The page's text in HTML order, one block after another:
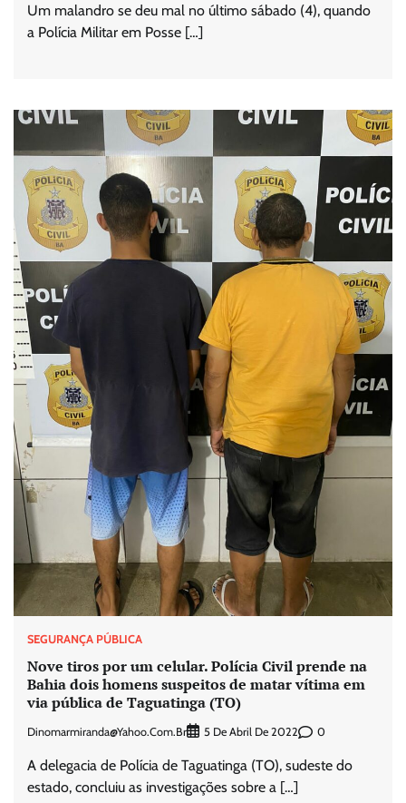
Um malandro se deu mal no último sábado (4), quando
a Polícia Militar em Posse […]
SEGURANÇA PÚBLICA
Nove tiros por um celular. Polícia Civil prende na
Bahia dois homens suspeitos de matar vítima em
via pública de Taguatinga (TO)
Dinomarmiranda@yahoo.com.br 5 De Abril De 2022 0
A delegacia de Polícia de Taguatinga (TO), sudeste do
estado, concluiu as investigações sobre a […]